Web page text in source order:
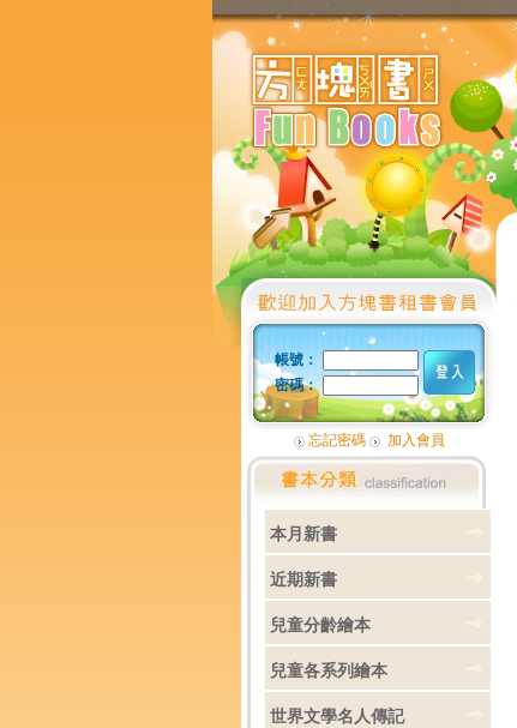
帳號：
密碼：
忘記密碼 加入會員
本月新書
近期新書
兒童分齡繪本
兒童各系列繪本
世界文學名人傳記